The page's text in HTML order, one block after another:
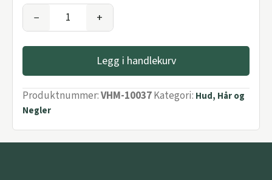
− +
Legg i handlekurv
Produktnummer:VHM-10037Kategori: Hud, Hår og
Negler